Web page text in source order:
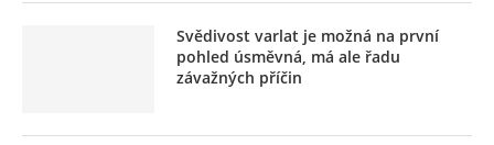
Svědivost varlat je možná na první
pohled úsměvná, má ale řadu
závažných příčin